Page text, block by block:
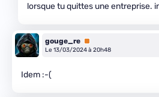
lorsque tu quittes une entreprise.
gouge_re Premium
Le 13/03/2024 à 20h48
Idem :-(